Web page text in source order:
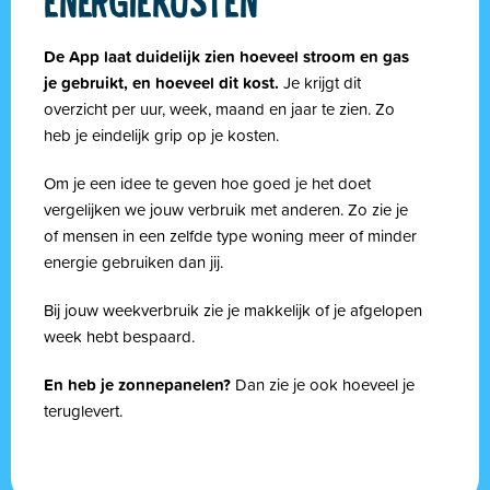
De App laat duidelijk zien hoeveel stroom en gas
je gebruikt, en hoeveel dit kost. Je krijgt dit
overzicht per uur, week, maand en jaar te zien. Zo
heb je eindelijk grip op je kosten.
Om je een idee te geven hoe goed je het doet
vergelijken we jouw verbruik met anderen. Zo zie je
of mensen in een zelfde type woning meer of minder
energie gebruiken dan jij.
Bij jouw weekverbruik zie je makkelijk of je afgelopen
week hebt bespaard.
En heb je zonnepanelen? Dan zie je ook hoeveel je
teruglevert.